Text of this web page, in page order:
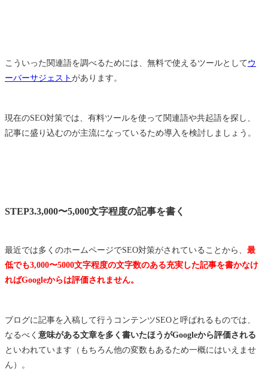
こういった関連語を調べるためには、無料で使えるツールとしてウ
ーバーサジェストがあります。
現在のSEO対策では、有料ツールを使って関連語や共起語を探し、
記事に盛り込むのが主流になっているため導入を検討しましょう。
STEP3.3,000〜5,000文字程度の記事を書く
最近では多くのホームページでSEO対策がされていることから、 最
低でも3,000〜5000文字程度の文字数のある充実した記事を書かなけ
ればGoogleからは評価されません。
ブログに記事を入稿して行うコンテンツSEOと呼ばれるものでは、
なるべく 意味がある文章を多く書いたほうがGoogleから評価される
といわれています（もちろん他の変数もあるため一概にはいえませ
ん）。